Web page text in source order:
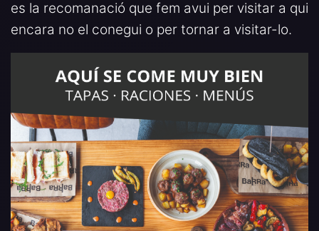
es la recomanació que fem avui per visitar a qui
encara no el conegui o per tornar a visitar-lo.